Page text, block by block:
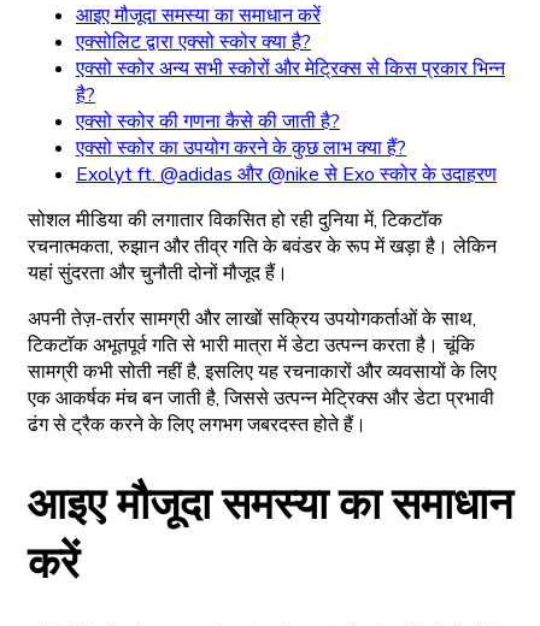
आइए मौजूदा समस्या का समाधान करें
एक्सोलिट द्वारा एक्सो स्कोर क्या है?
एक्सो स्कोर अन्य सभी स्कोरों और मेट्रिक्स से किस प्रकार भिन्न
है?
एक्सो स्कोर की गणना कैसे की जाती है?
एक्सो स्कोर का उपयोग करने के कुछ लाभ क्या हैं?
Exolyt ft. @adidas और @nike से Exo स्कोर के उदाहरण
सोशल मीडिया की लगातार विकसित हो रही दुनिया में, टिकटॉक
रचनात्मकता, रुझान और तीव्र गति के बवंडर के रूप में खड़ा है। लेकिन
यहां सुंदरता और चुनौती दोनों मौजूद हैं।
अपनी तेज़-तर्रार सामग्री और लाखों सक्रिय उपयोगकर्ताओं के साथ,
टिकटॉक अभूतपूर्व गति से भारी मात्रा में डेटा उत्पन्न करता है। चूंकि
सामग्री कभी सोती नहीं है, इसलिए यह रचनाकारों और व्यवसायों के लिए
एक आकर्षक मंच बन जाती है, जिससे उत्पन्न मेट्रिक्स और डेटा प्रभावी
ढंग से ट्रैक करने के लिए लगभग जबरदस्त होते हैं।
आइए मौजूदा समस्या का समाधान
करें